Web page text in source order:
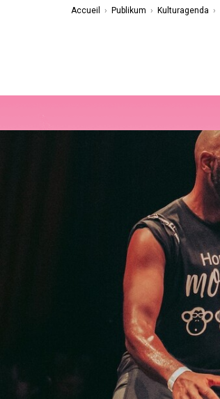
Accueil › Publikum › Kulturagenda ›